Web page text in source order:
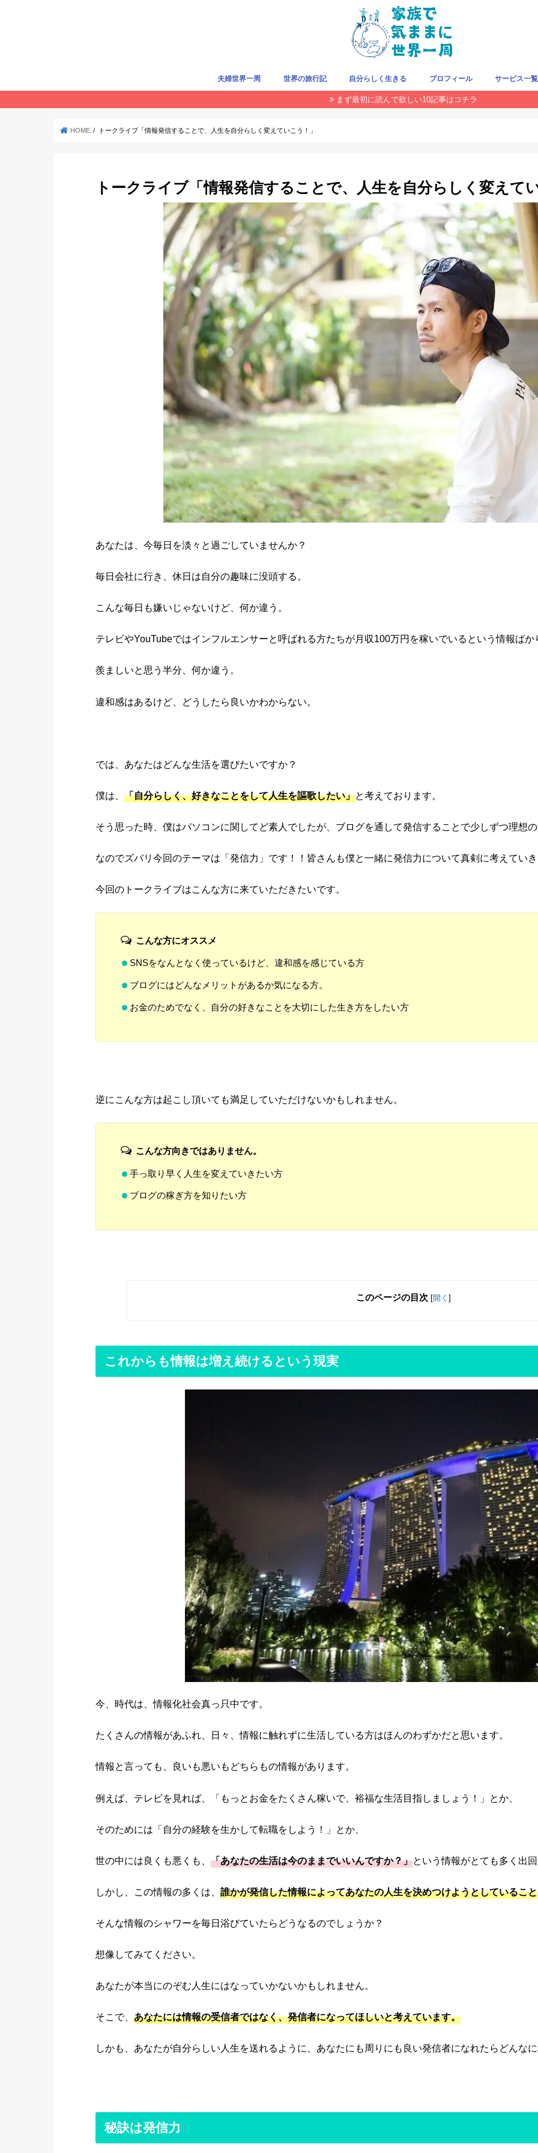
夫婦世界一周
旅をお得にする方法
クレジットカード
旅の持ち物
飛行機/LCC
国・地域で探す
世界の旅行記 自分らしく生きる
THIS WEEK
プロフィール サービス一覧
まず最初に読んで欲しい10記事はコチラ
HOME トークライブ「情報発信することで、人生を自分らしく変えていこう！」
トークライブ「情報発信することで、人生を自分らしく変えて
あなたは、今毎日を淡々と過ごしていませんか？
毎日会社に行き、休日は自分の趣味に没頭する。
こんな毎日も嫌いじゃないけど、何か違う。
テレビやYouTubeではインフルエンサーと呼ばれる方たちが月収100万円を稼いでいるという情報ばか
羨ましいと思う半分、何か違う。
違和感はあるけど、どうしたら良いかわからない。
では、あなたはどんな生活を選びたいですか？
僕は、 「自分らしく、好きなことをして人生を謳歌したい」と考えております。
そう思った時、僕はパソコンに関してど素人でしたが、ブログを通して発信することで少しずつ理想
なのでズバリ今回のテーマは「発信力」です！！皆さんも僕と一緒に発信力について真剣に考えてい
今回のトークライブはこんな方に来ていただきたいです。
こんな方にオススメ
SNSをなんとなく使っているけど、違和感を感じている方
ブログにはどんなメリットがあるか気になる方。
お金のためでなく、自分の好きなことを大切にした生き方をしたい方
逆にこんな方は起こし頂いても満足していただけないかもしれません。
こんな方向きではありません。
手っ取り早く人生を変えていきたい方
ブログの稼ぎ方を知りたい方
このページの目次 [開く ]
これからも情報は増え続けるという現実
今、時代は、情報化社会真っ只中です。
たくさんの情報があふれ、日々、情報に触れずに生活している方はほんのわずかだと思います。
情報と言っても、良いも悪いもどちらもの情報があります。
例えば、テレビを見れば、「もっとお金をたくさん稼いで、裕福な生活目指しましょう！」とか、
そのためには「自分の経験を生かして転職をしよう！」とか、
世の中には良くも悪くも、 「あなたの生活は今のままでいいんですか？」という情報がとても多く出
しかし、この情報の多くは、 誰かが発信した情報によってあなたの人生を決めつけようとしているこ
そんな情報のシャワーを毎日浴びていたらどうなるのでしょうか？
想像してみてください。
あなたが本当にのぞむ人生にはなっていかないかもしれません。
そこで、 あなたには情報の受信者ではなく、発信者になってほしいと考えています。
しかも、あなたが自分らしい人生を送れるように、あなたにも周りにも良い発信者になれたらどんな
秘訣は発信力